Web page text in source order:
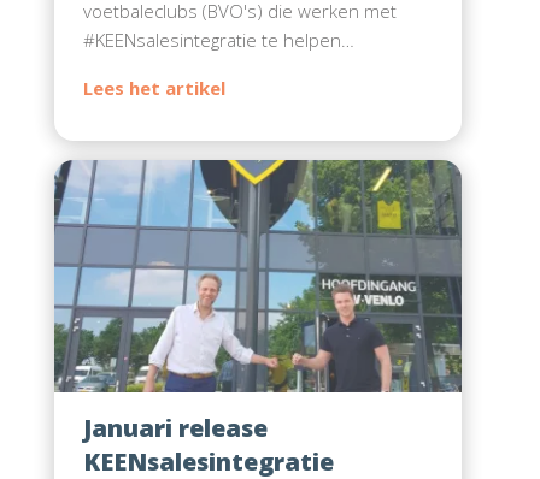
voetbaleclubs (BVO's) die werken met
#KEENsalesintegratie te helpen…
Januari release
KEENsalesintegratie